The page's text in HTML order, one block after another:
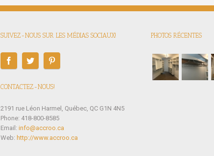
SUIVEZ-NOUS SUR LES MÉDIAS SOCIAUX!
CONTACTEZ-NOUS!
2191 rue Léon Harmel, Québec, QC G1N 4N5
Phone: 418-800-8585
Email: info@accroo.ca
Web: http://www.accroo.ca
PHOTOS RÉCENTES